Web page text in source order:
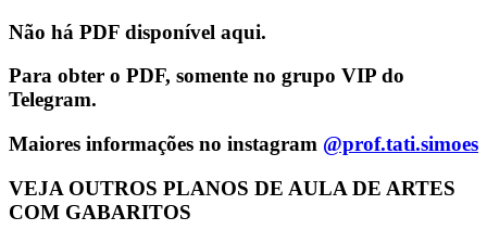
Não há PDF disponível aqui.
Para obter o PDF, somente no grupo VIP do
Telegram.
Maiores informações no instagram @prof.tati.simoes
VEJA OUTROS PLANOS DE AULA DE ARTES
COM GABARITOS